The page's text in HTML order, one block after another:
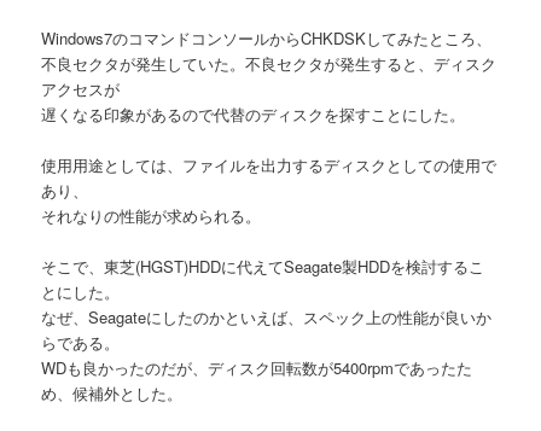
Windows7のコマンドコンソールからCHKDSKしてみたところ、
不良セクタが発生していた。不良セクタが発生すると、ディスク
アクセスが
遅くなる印象があるので代替のディスクを探すことにした。
使用用途としては、ファイルを出力するディスクとしての使用で
あり、
それなりの性能が求められる。
そこで、東芝(HGST)HDDに代えてSeagate製HDDを検討するこ
とにした。
なぜ、Seagateにしたのかといえば、スペック上の性能が良いか
らである。
WDも良かったのだが、ディスク回転数が5400rpmであったた
め、候補外とした。